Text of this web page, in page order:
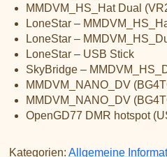
MMDVM_HS_Hat Dual
LoneStar –
LoneStar –
LoneStar – USB Stick
SkyBridge –
MMDVM_NANO_DV
MMDVM_NANO_DV
OpenGD77 DMR hotspot
Kategorien: Allgemeine